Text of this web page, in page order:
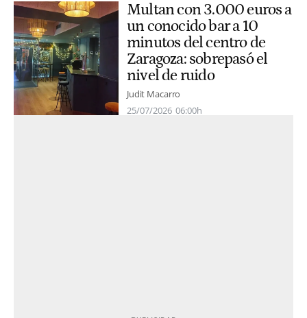
Multan con 3.000 euros a
un conocido bar a 10
minutos del centro de
Zaragoza: sobrepasó el
nivel de ruido
Judit Macarro
25/07/2026 06:00h